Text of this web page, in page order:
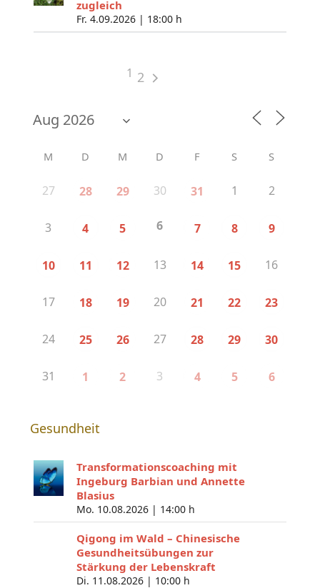
zugleich
Fr. 4.09.2026 | 18:00 h
1 2
M D M D F S S
27 28 29 30 31 1 2
3 4 5 6 7 8 9
10 11 12 13 14 15 16
17 18 19 20 21 22 23
24 25 26 27 28 29 30
31 1 2 3 4 5 6
Gesundheit
Transformationscoaching mit
Ingeburg Barbian und Annette
Blasius
Mo. 10.08.2026 | 14:00 h
Qigong im Wald – Chinesische
Gesundheitsübungen zur
Stärkung der Lebenskraft
Di. 11.08.2026 | 10:00 h